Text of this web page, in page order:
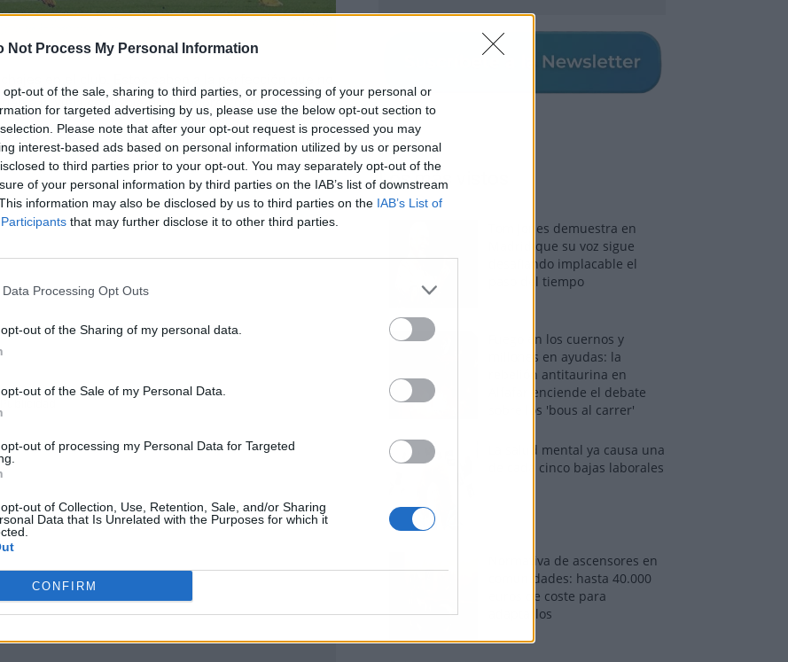
Not Process My Personal Information
opt-out of the sale, sharing to third parties, or processing of your personal or
for targeted advertising by us, please use the below opt-out section to
Please note that after your opt-out request is processed you may
interest-based ads based on personal information utilized by us or personal
to third parties prior to your opt-out. You may separately opt-out of the
of your personal information by third parties on the IAB’s list of downstream
information may also be disclosed by us to third parties on the IAB’s List of
that may further disclose it to other third parties.
Data Processing Opt Outs
out of the Sharing of my personal data.
out of the Sale of my Personal Data.
out of processing my Personal Data for Targeted
out of Collection, Use, Retention, Sale, and/or Sharing
Data that Is Unrelated with the Purposes for which it
CONFIRM
en el club. Estos saben a la perfección que no
a la vieja confiable de jugadores grátis.
Los más vistos
Tom Jones demuestra en
Madrid que su voz sigue
desafiando implacable el
paso del tiempo
Fuego en los cuernos y
millones en ayudas: la
rebelión antitaurina en
Alfafar enciende el debate
sobre los 'bous al carrer'
La salud mental ya causa una
de cada cinco bajas laborales
Normativa de ascensores en
comunidades: hasta 40.000
euros de coste para
adaptarlos